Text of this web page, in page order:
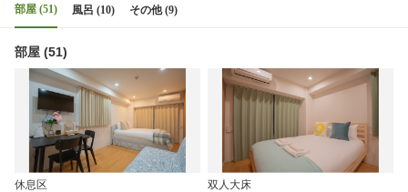
部屋 (51) 風呂 (10) その他 (9)
部屋 (51)
休息区 双人大床